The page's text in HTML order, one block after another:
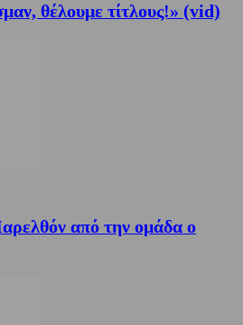
θέλουμε τίτλους!» (vid)
από την ομάδα ο